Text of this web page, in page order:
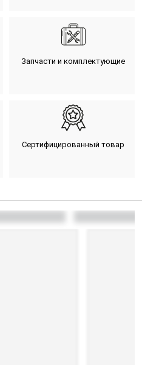
Запчасти и комплектующие
Сертифицированный товар